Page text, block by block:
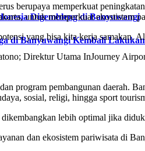
Digembleng di Banyuwangi
di Banyuwangi Kembali
berupaya memperkuat
untuk memperkuat ekostistem
yang bisa kita kerja
Direktur Utama InJourney
program pembangunan daerah.
sosial, religi, hingga sport
lebih optimal jika
dan ekosistem pariwisata di